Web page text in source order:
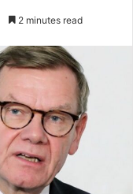
2 minutes read